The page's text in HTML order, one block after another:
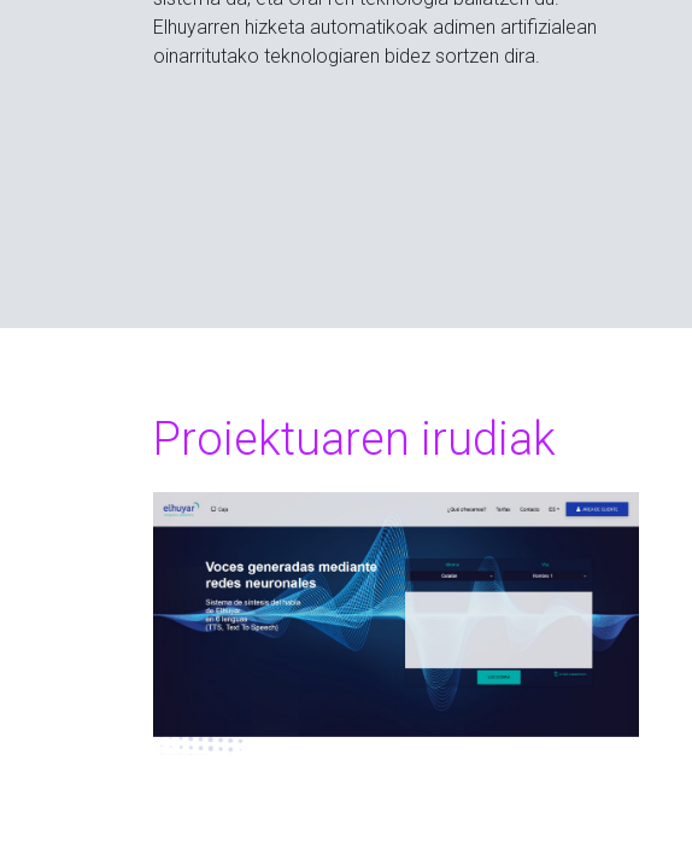
Elhuyarren hizketa automatikoak adimen artifizialean
oinarritutako teknologiaren bidez sortzen dira.
Proiektuaren irudiak